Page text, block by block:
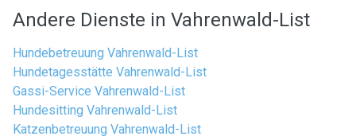
Andere Dienste in Vahrenwald-List
Hundebetreuung Vahrenwald-List
Hundetagesstätte Vahrenwald-List
Gassi-Service Vahrenwald-List
Hundesitting Vahrenwald-List
Katzenbetreuung Vahrenwald-List